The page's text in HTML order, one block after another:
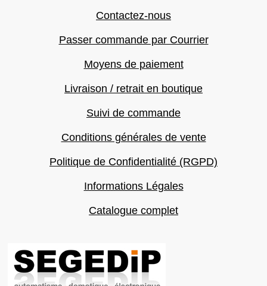
Contactez-nous
Passer commande par Courrier
Moyens de paiement
Livraison / retrait en boutique
Suivi de commande
Conditions générales de vente
Politique de Confidentialité (RGPD)
Informations Légales
Catalogue complet